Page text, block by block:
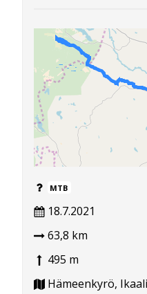
MTB
18.7.2021
63,8 km
495 m
Hämeenkyrö,